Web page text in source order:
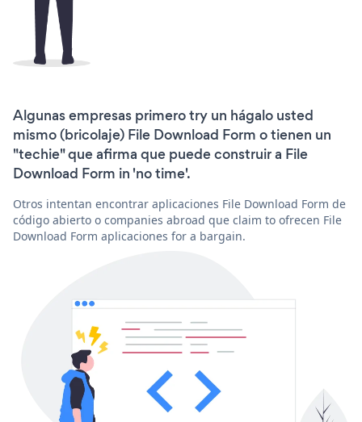
Algunas empresas primero try un hágalo usted
mismo (bricolaje) File Download Form o tienen un
"techie" que afirma que puede construir a File
Download Form in 'no time'.
Otros intentan encontrar aplicaciones File Download Form de
código abierto o companies abroad que claim to ofrecen File
Download Form aplicaciones for a bargain.